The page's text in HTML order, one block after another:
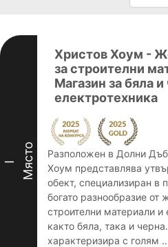
I Място
Христов Хоум -
за строителни
Магазин за бяла
електротехника
Разположен в Долни
Хоум представлява
обект, специализиран в
богато разнообразие от
строителни материали и
както бяла, така и
характеризира с голям